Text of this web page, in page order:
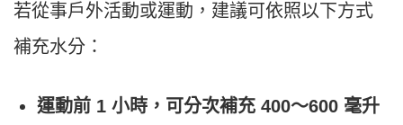
若從事戶外活動或運動，建議可依照以下方式
補充水分：
運動前 1 小時，可分次補充 400～600 毫升